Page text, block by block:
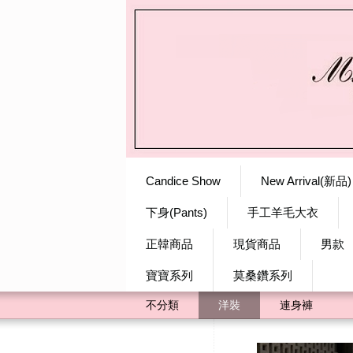
Candice Show New Arrival(新品)
下身(Pants) 手工羊毛大衣
正韓商品 現貨商品 男款
寶寶系列 莫桑鑽系列
不分類 洋裝 連身褲